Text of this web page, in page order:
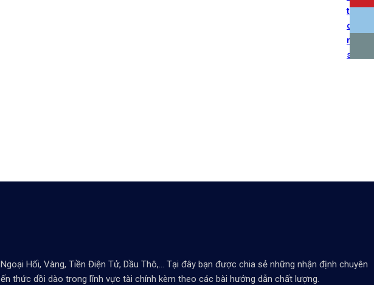
Hối, Vàng, Tiền Điện Tử, Dầu Thô,... Tại đây bạn được chia sẻ những nhận định chuyên
thức dồi dào trong lĩnh vực tài chính kèm theo các bài hướng dẫn chất lượng.